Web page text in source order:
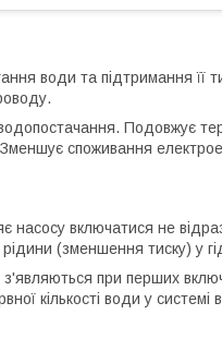
води та підтримання її
Подовжує
споживання
включатися не
(зменшення тиску) у
при перших
кількості води у системі